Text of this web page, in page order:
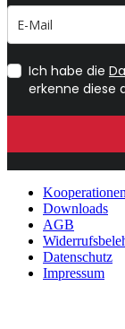
Ich habe die
erkenne diese
Kooperationen
Downloads
AGB
Datenschutz
Impressum